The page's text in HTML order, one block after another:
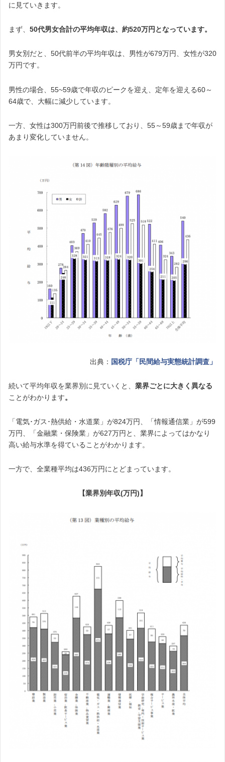
に見ていきます。
まず、 50代男女合計の平均年収は、約520万円となっています。
男女別だと、50代前半の平均年収は、男性が679万円、女性が320
万円です。
男性の場合、55~59歳で年収のピークを迎え、定年を迎える60～
64歳で、大幅に減少しています。
一方、女性は300万円前後で推移しており、55～59歳まで年収が
あまり変化していません。
出典： 国税庁「民間給与実態統計調査」
続いて平均年収を業界別に見ていくと、 業界ごとに大きく異なる
ことがわかります。
「電気･ガス･熱供給・水道業」が824万円、「情報通信業」が599
万円、「金融業・保険業」が627万円と、業界によってはかなり
高い給与水準を得ていることがわかります。
一方で、全業種平均は436万円にとどまっています。
【業界別年収(万円)】